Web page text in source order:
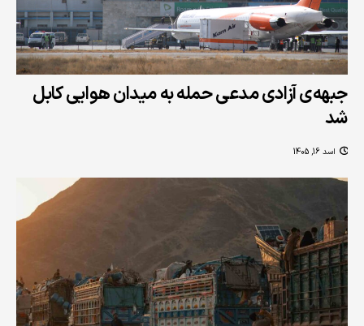
جبهه‌ی آزادی مدعی حمله به میدان هوایی کابل
شد
اسد 16, 1405